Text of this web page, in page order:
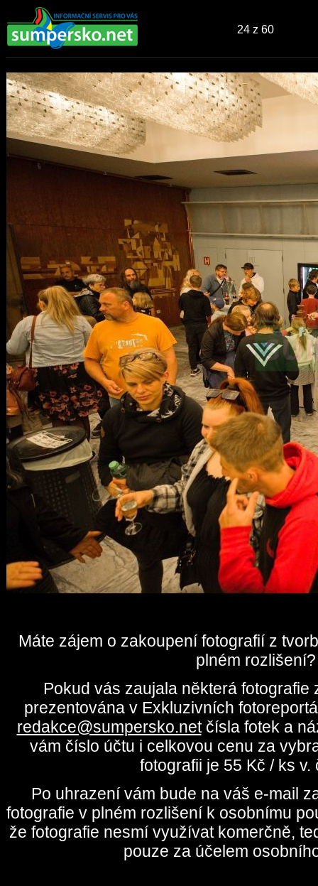
24 z 60
Máte zájem o zakoupení fotografií z
plném rozlišení?
Pokud vás zaujala některá fotografie
prezentována v Exkluzivních
redakce@sumpersko.netčísla fotek a
vám číslo účtu i celkovou cenu za
fotografii je 55 Kč / ks v.
Po uhrazení vám bude na váš e-mail
fotografie v plném rozlišení k osobnímu
že fotografie nesmí využívat komerčně,
pouze za účelem